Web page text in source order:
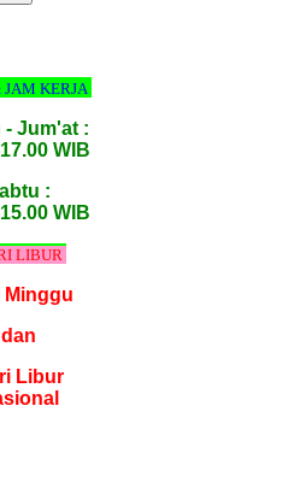
JAM KERJA
- Jum'at :
WIB
:
WIB
LIBUR
Minggu
dan
Libur